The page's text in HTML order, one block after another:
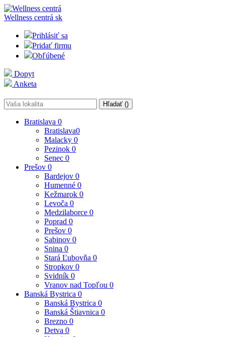
Wellness centrá sk
Prihlásiť sa
Pridať firmu
Obľúbené
Dopyt
Anketa
Hľadať ()
Bratislava 0
Bratislava0
Malacky 0
Pezinok 0
Senec 0
Prešov 0
Bardejov 0
Humenné 0
Kežmarok 0
Levoča 0
Medzilaborce 0
Poprad 0
Prešov 0
Sabinov 0
Snina 0
Stará Ľubovňa 0
Stropkov 0
Svidník 0
Vranov nad Topľou 0
Banská Bystrica 0
Banská Bystrica 0
Banská Štiavnica 0
Brezno 0
Detva 0